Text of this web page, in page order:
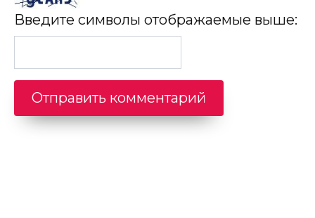
Введите символы отображаемые выше: